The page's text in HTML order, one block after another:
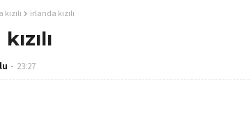
irlanda kızılı
23:27